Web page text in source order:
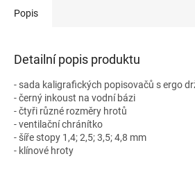
Popis
Detailní popis produktu
- sada kaligrafických popisovačů s ergo
- černý inkoust na vodní bázi
- čtyři různé rozměry hrotů
- ventilační chránítko
- šíře stopy 1,4; 2,5; 3,5; 4,8 mm
- klínové hroty